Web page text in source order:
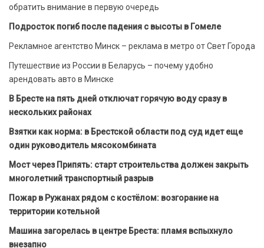
обратить внимание в первую очередь
Подросток погиб после падения с высоты в Гомеле
Рекламное агентство Минск – реклама в метро от Свет Города
Путешествие из России в Беларусь – почему удобно
арендовать авто в Минске
В Бресте на пять дней отключат горячую воду сразу в
нескольких районах
Взятки как норма: в Брестской области под суд идет еще
один руководитель мясокомбината
Мост через Припять: старт строительства должен закрыть
многолетний транспортный разрыв
Пожар в Ружанах рядом с костёлом: возгорание на
территории котельной
Машина загорелась в центре Бреста: пламя вспыхнуло
внезапно